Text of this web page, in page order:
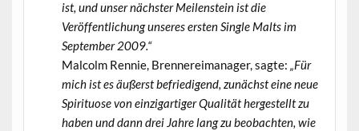
ist, und unser nächster Meilenstein ist die
Veröffentlichung unseres ersten Single Malts im
September 2009.“
Malcolm Rennie, Brennereimanager, sagte: „Für
mich ist es äußerst befriedigend, zunächst eine neue
Spirituose von einzigartiger Qualität hergestellt zu
haben und dann drei Jahre lang zu beobachten, wie